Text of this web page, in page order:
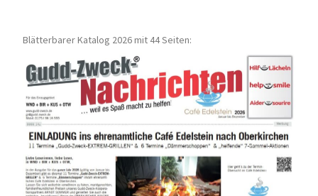
Blätterbarer Katalog 2026 mit 44 Seiten: